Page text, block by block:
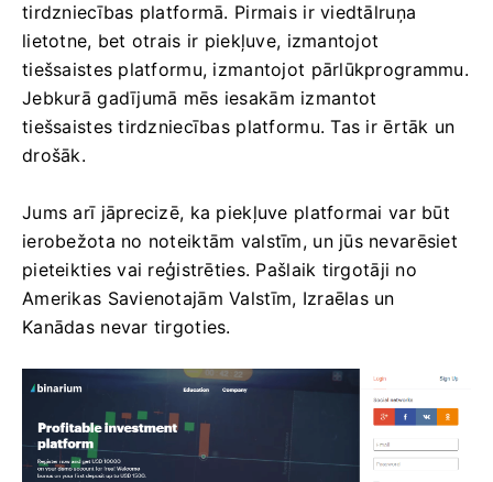
tirdzniecības platformā. Pirmais ir viedtālruņa
lietotne, bet otrais ir piekļuve, izmantojot
tiešsaistes platformu, izmantojot pārlūkprogrammu.
Jebkurā gadījumā mēs iesakām izmantot
tiešsaistes tirdzniecības platformu. Tas ir ērtāk un
drošāk.
Jums arī jāprecizē, ka piekļuve platformai var būt
ierobežota no noteiktām valstīm, un jūs nevarēsiet
pieteikties vai reģistrēties. Pašlaik tirgotāji no
Amerikas Savienotajām Valstīm, Izraēlas un
Kanādas nevar tirgoties.